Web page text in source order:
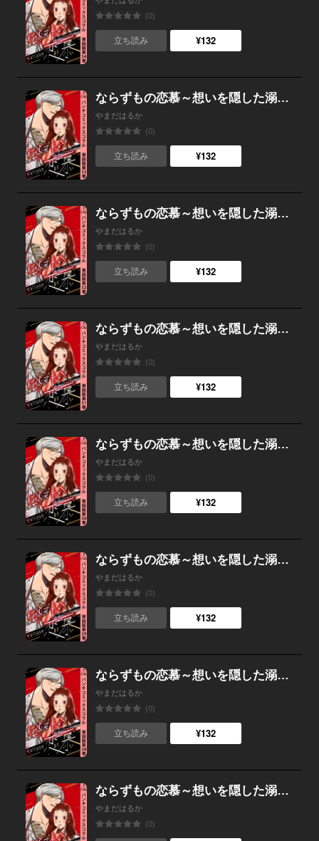
(0)
立ち読み ¥132
ならずもの恋慕～想いを隠した溺愛ヤクザ～ 単話版第33巻
やまだはるか
(0)
立ち読み ¥132
ならずもの恋慕～想いを隠した溺愛ヤクザ～ 単話版第32巻
やまだはるか
(0)
立ち読み ¥132
ならずもの恋慕～想いを隠した溺愛ヤクザ～ 単話版第31巻
やまだはるか
(0)
立ち読み ¥132
ならずもの恋慕～想いを隠した溺愛ヤクザ～ 単話版第30巻
やまだはるか
(0)
立ち読み ¥132
ならずもの恋慕～想いを隠した溺愛ヤクザ～ 単話版第29巻
やまだはるか
(0)
立ち読み ¥132
ならずもの恋慕～想いを隠した溺愛ヤクザ～ 単話版第28巻
やまだはるか
(0)
立ち読み ¥132
ならずもの恋慕～想いを隠した溺愛ヤクザ～ 単話版第27巻
やまだはるか
(0)